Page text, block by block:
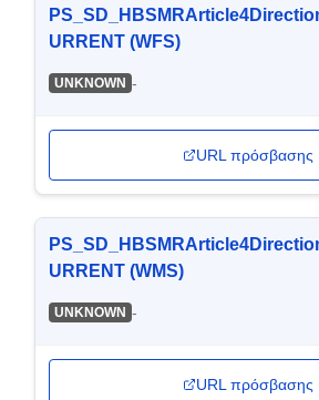
URRENT (WFS)
UNKNOWN -
URL πρόσβασης
URRENT (WMS)
UNKNOWN -
URL πρόσβασης